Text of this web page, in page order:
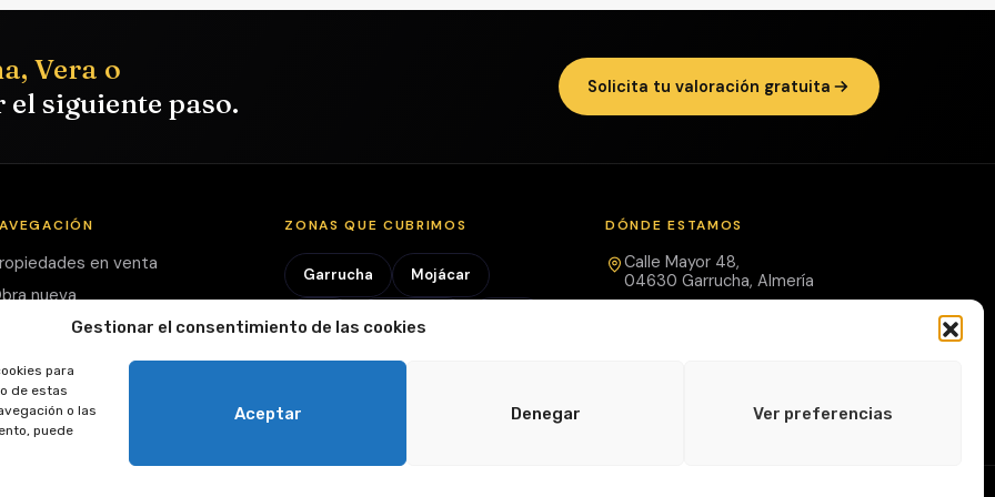
Gestionar el consentimiento de las cookies
para
de estas
o las
puede
Aceptar Denegar Ver preferencias
Vera o
el siguiente paso. Solicita tu valoración gratuita
en venta
nueva
ZONAS QUE CUBRIMOS
Garrucha Mojácar
Vera Vera Playa
Pulpí Ver todas las zonas
DÓNDE ESTAMOS
Calle Mayor 48,
04630 Garrucha, Almería